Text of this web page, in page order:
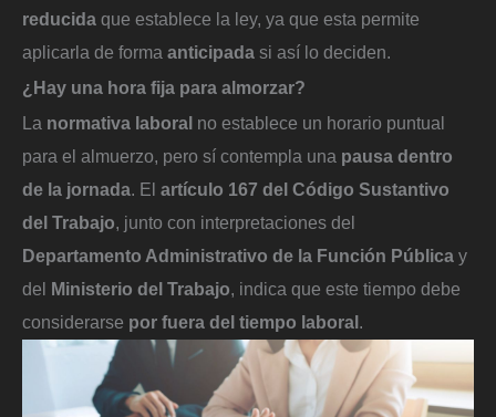
reducida que establece la ley, ya que esta permite
aplicarla de forma anticipada si así lo deciden.
¿Hay una hora fija para almorzar?
La normativa laboral no establece un horario puntual
para el almuerzo, pero sí contempla una pausa dentro
de la jornada . El artículo 167 del Código Sustantivo
del Trabajo , junto con interpretaciones del
Departamento Administrativo de la Función Pública y
del Ministerio del Trabajo , indica que este tiempo debe
considerarse por fuera del tiempo laboral